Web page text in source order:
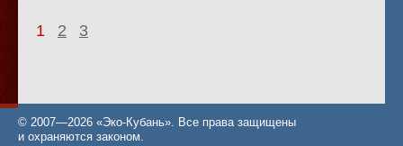
1 2 3
© 2007—2026 «Эко-Кубань». Все права защищены
и охраняются законом.